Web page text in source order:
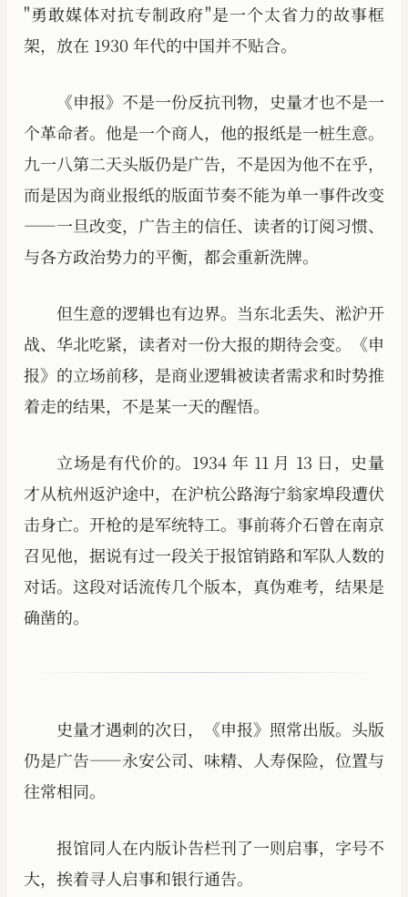
"勇敢媒体对抗专制政府"是一个太省力的故事框
架，放在 1930 年代的中国并不贴合。
《申报》不是一份反抗刊物，史量才也不是一
个革命者。他是一个商人，他的报纸是一桩生意。
九一八第二天头版仍是广告，不是因为他不在乎，
而是因为商业报纸的版面节奏不能为单一事件改变
——一旦改变，广告主的信任、读者的订阅习惯、
与各方政治势力的平衡，都会重新洗牌。
但生意的逻辑也有边界。当东北丢失、淞沪开
战、华北吃紧，读者对一份大报的期待会变。《申
报》的立场前移，是商业逻辑被读者需求和时势推
着走的结果，不是某一天的醒悟。
立场是有代价的。1934 年 11 月 13 日，史量
才从杭州返沪途中，在沪杭公路海宁翁家埠段遭伏
击身亡。开枪的是军统特工。事前蒋介石曾在南京
召见他，据说有过一段关于报馆销路和军队人数的
对话。这段对话流传几个版本，真伪难考，结果是
确凿的。
史量才遇刺的次日，《申报》照常出版。头版
仍是广告——永安公司、味精、人寿保险，位置与
往常相同。
报馆同人在内版讣告栏刊了一则启事，字号不
大，挨着寻人启事和银行通告。